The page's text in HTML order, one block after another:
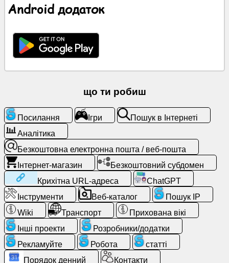
в
Безкоштовна
електронна
Аналітика
Інтернет-
магазин
Розробники/
додатки
Інструменти
Робота
Android додаток
що ти робиш
Посилання Ігри
Пошук в Інтернеті
Аналітика
Безкоштовна електронна пошта / веб-пошта
Інтернет-магазин
Безкоштовний субдомен
Крихітна URL-адреса
ChatGPT
Інструменти
Веб-каталог
Пошук IP
Wiki
Транспорт
Прихована вікі
Інші проекти
Розробники/додатки
Рекламуйте
Робота
статті
Порядок денний
Контакти